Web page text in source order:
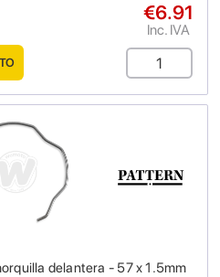
€6.91
Inc. IVA
delantera - 57 x 1.5mm